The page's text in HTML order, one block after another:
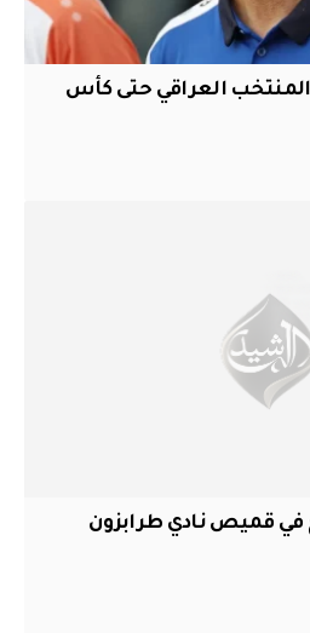
المنتخب العراقي حتى كأس
قميص نادي طرابزون